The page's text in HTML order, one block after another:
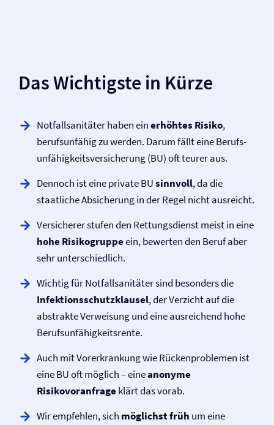
Das Wichtigste in Kürze
Notfallsanitäter haben einerhöhtes Risiko,
berufsunfähig zu werden. Darum fällt eine Berufs­
unfähigkeits­versicherung (BU) oft teurer aus.
Dennoch ist eine private BUsinnvoll, da die
staatliche Absicherung in der Regel nicht ausreicht.
Versicherer stufen den Rettungsdienst meist in eine
hohe Risikogruppeein, bewerten den Beruf aber
sehr unterschiedlich.
Wichtig für Notfallsanitäter sind besonders die
Infektionsschutzklausel, der Verzicht auf die
abstrakte Verweisung und eine ausreichend hohe
Berufs­unfähigkeitsrente.
Auch mit Vorerkrankung wie Rückenproblemen ist
eine BU oft möglich – eineanonyme
Risikovoranfrageklärt das vorab.
Wir empfehlen, sich möglichst früh um eine